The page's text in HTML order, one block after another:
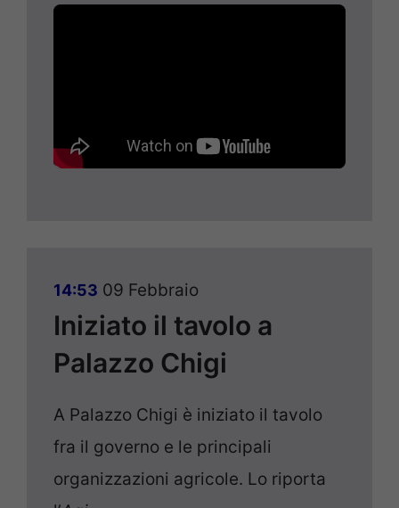
14:53 09 Febbraio
Iniziato il tavolo a
Palazzo Chigi
A Palazzo Chigi è iniziato il tavolo
fra il governo e le principali
organizzazioni agricole. Lo riporta